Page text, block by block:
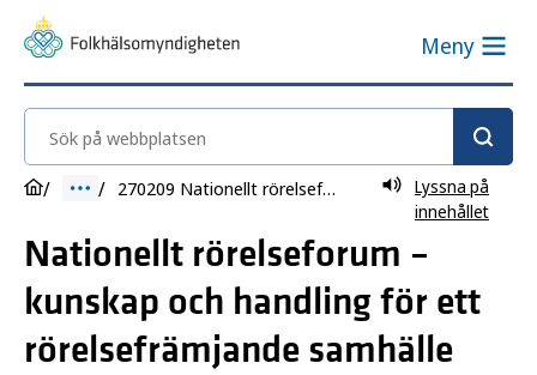
Meny
Sök på webbplatsen
270209 Nationellt rörelseforum
Lyssna på
innehållet
Nationellt rörelseforum –
kunskap och handling för ett
rörelsefrämjande samhälle